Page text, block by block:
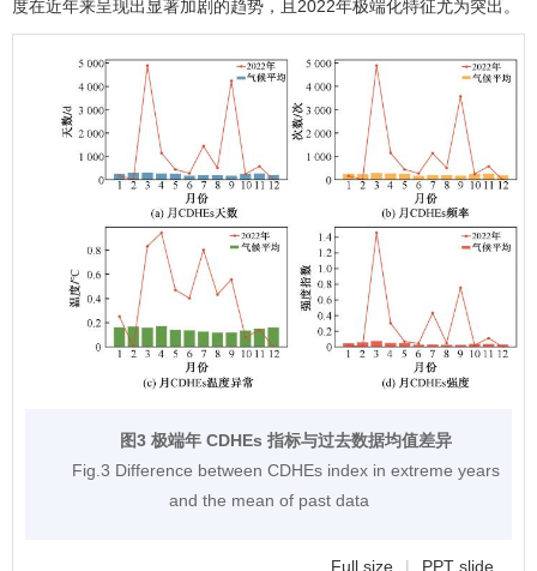
度在近年来呈现出显著加剧的趋势，且2022年极端化特征尤为突出。
图3 极端年 CDHEs 指标与过去数据均值差异
Fig.3 Difference between CDHEs index in extreme years
and the mean of past data
Full size | PPT slide